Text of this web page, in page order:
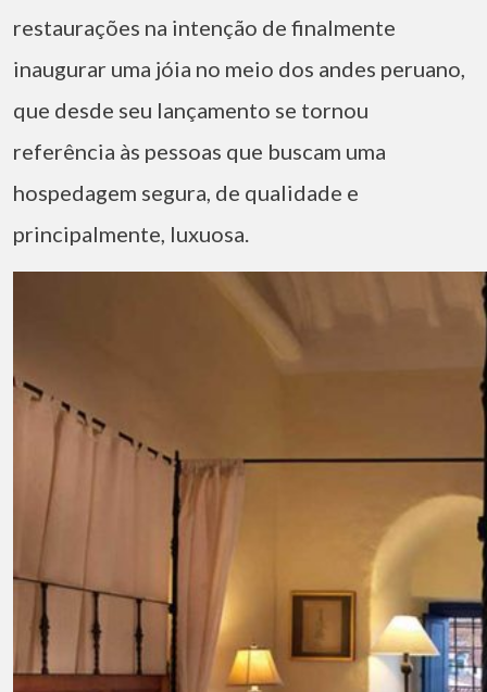
restaurações na intenção de finalmente
inaugurar uma jóia no meio dos andes peruano,
que desde seu lançamento se tornou
referência às pessoas que buscam uma
hospedagem segura, de qualidade e
principalmente, luxuosa.